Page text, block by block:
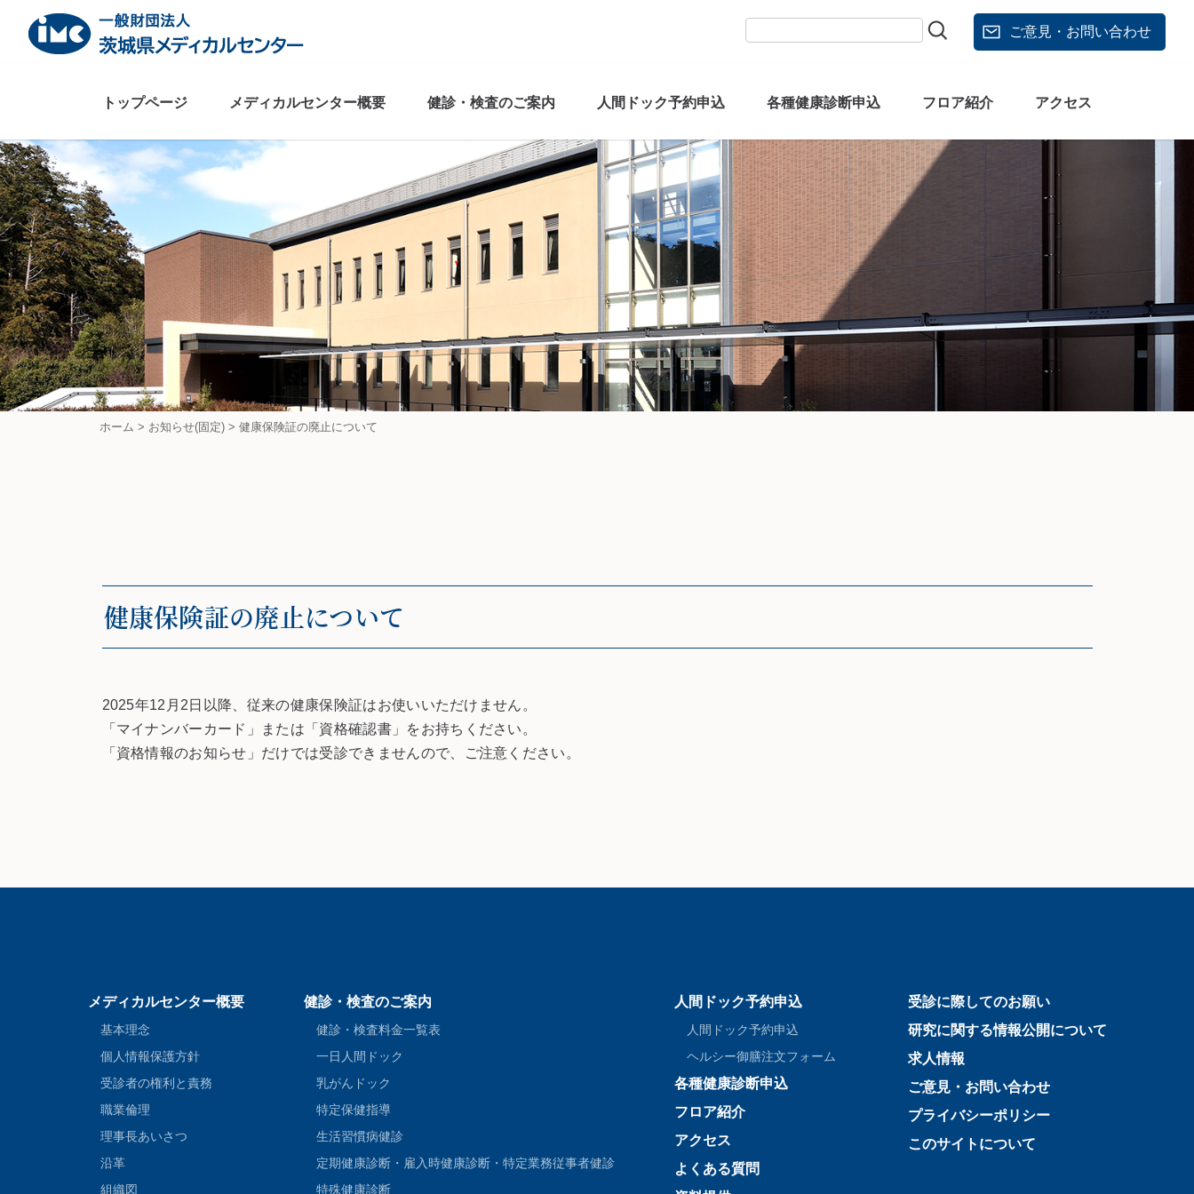
content
ご意見・お問い合わせ
トップページ メディカルセンター概要 健診・検査のご案内 人間ドック予約申込 各種健康診断申込 フロア紹介 アクセス
ホーム > お知らせ(固定)> 健康保険証の廃止について
健康保険証の廃止について
2025年12月2日以降、従来の健康保険証はお使いいただけません。
「マイナンバーカード」または「資格確認書」をお持ちください。
「資格情報のお知らせ」だけでは受診できませんので、ご注意ください。
メディカルセンター概要
基本理念
個人情報保護方針
受診者の権利と責務
職業倫理
理事長あいさつ
沿革
組織図
健診・検査のご案内
健診・検査料金一覧表
一日人間ドック
乳がんドック
特定保健指導
生活習慣病健診
定期健康診断・雇入時健康診断・特定業務従事者健診
特殊健康診断
人間ドック予約申込
人間ドック予約申込
ヘルシー御膳注文フォーム
各種健康診断申込
フロア紹介
アクセス
よくある質問
受診に際してのお願い
研究に関する情報公開について
求人情報
ご意見・お問い合わせ
プライバシーポリシー
このサイトについて